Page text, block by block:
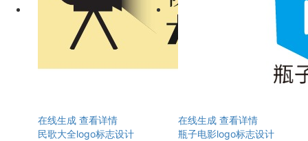
在线生成 查看详情
民歌大全logo标志设计
在线生成 查看详情
瓶子电影logo标志设计